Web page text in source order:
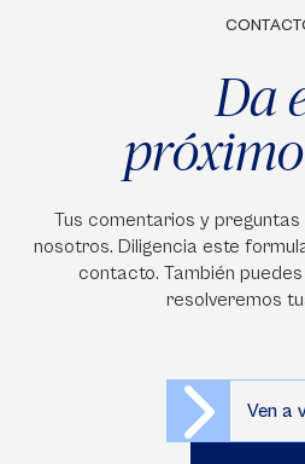
Da
Tus comentarios y
nosotros. Diligencia este
contacto. También
resolveremos
Ven a